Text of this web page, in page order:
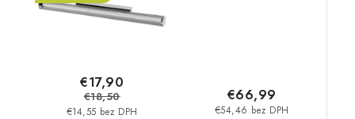
€14,55 bez DPH
€17,90
€18,50
€54,46 bez DPH
€66,99